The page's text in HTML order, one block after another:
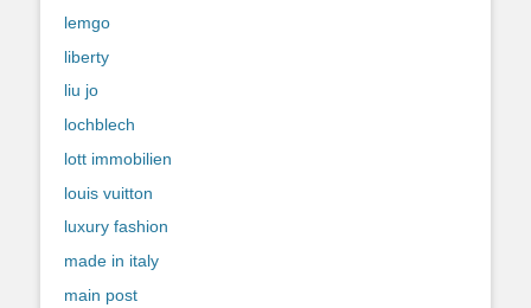
lemgo
liberty
liu jo
lochblech
lott immobilien
louis vuitton
luxury fashion
made in italy
main post